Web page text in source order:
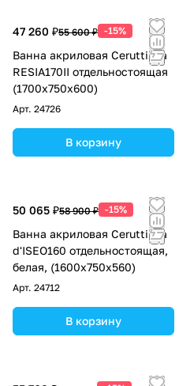
47 260 ₽55 600 ₽ -15%
Ванна акриловая Ceruttispa
RESIA170II отдельностоящая
(1700x750x600)
Арт. 24726
В корзину
50 065 ₽58 900 ₽ -15%
Ванна акриловая Ceruttispa
d'ISEO160 отдельностоящая,
белая, (1600x750x560)
Арт. 24712
В корзину